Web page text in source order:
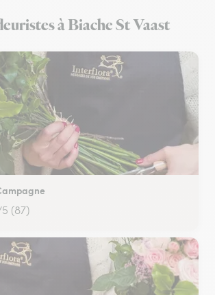
à Biache St Vaast
(87)